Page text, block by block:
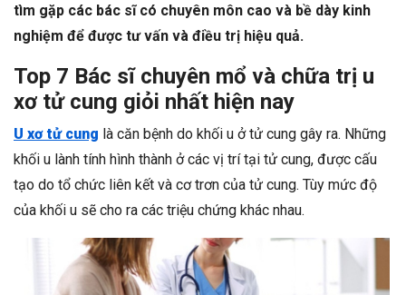
tìm gặp các bác sĩ có chuyên môn cao và bề dày kinh
nghiệm để được tư vấn và điều trị hiệu quả.
Top 7 Bác sĩ chuyên mổ và chữa trị u
xơ tử cung giỏi nhất hiện nay
U xơ tử cung là căn bệnh do khối u ở tử cung gây ra. Những
khối u lành tính hình thành ở các vị trí tại tử cung, được cấu
tạo do tổ chức liên kết và cơ trơn của tử cung. Tùy mức độ
của khối u sẽ cho ra các triệu chứng khác nhau.